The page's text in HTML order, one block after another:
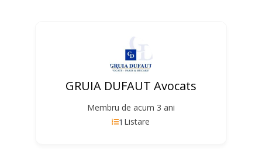
GRUIA DUFAUT Avocats
Membru de acum 3 ani
1 Listare